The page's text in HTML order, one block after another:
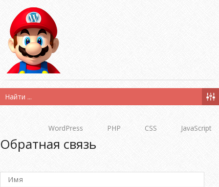
WordPress PHP CSS JavaScript
Обратная связь